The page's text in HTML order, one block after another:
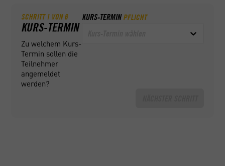
SCHRITT 1VON6
KURS-TERMIN
Zu welchem Kurs-
Termin sollen die
Teilnehmer
angemeldet
werden?
KURS-TERMIN PFLICHT